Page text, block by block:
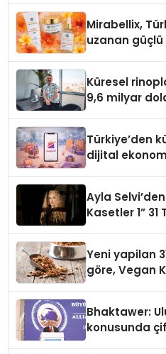
Mirabellix,
uzanan
Küresel
9,6 milyar
Türkiye’den
dijital
Ayla
Kasetler 1” 31
Yeni yapilan
göre, Vegan
Bhaktawer:
konusunda